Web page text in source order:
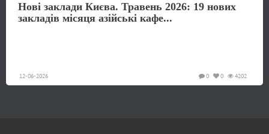
Нові заклади Києва. Травень 2026: 19 нових
закладів місяця азійські кафе...
12-06-2026 4202
0
0